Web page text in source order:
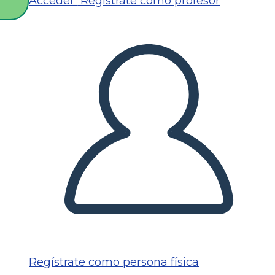
Regístrate como persona física